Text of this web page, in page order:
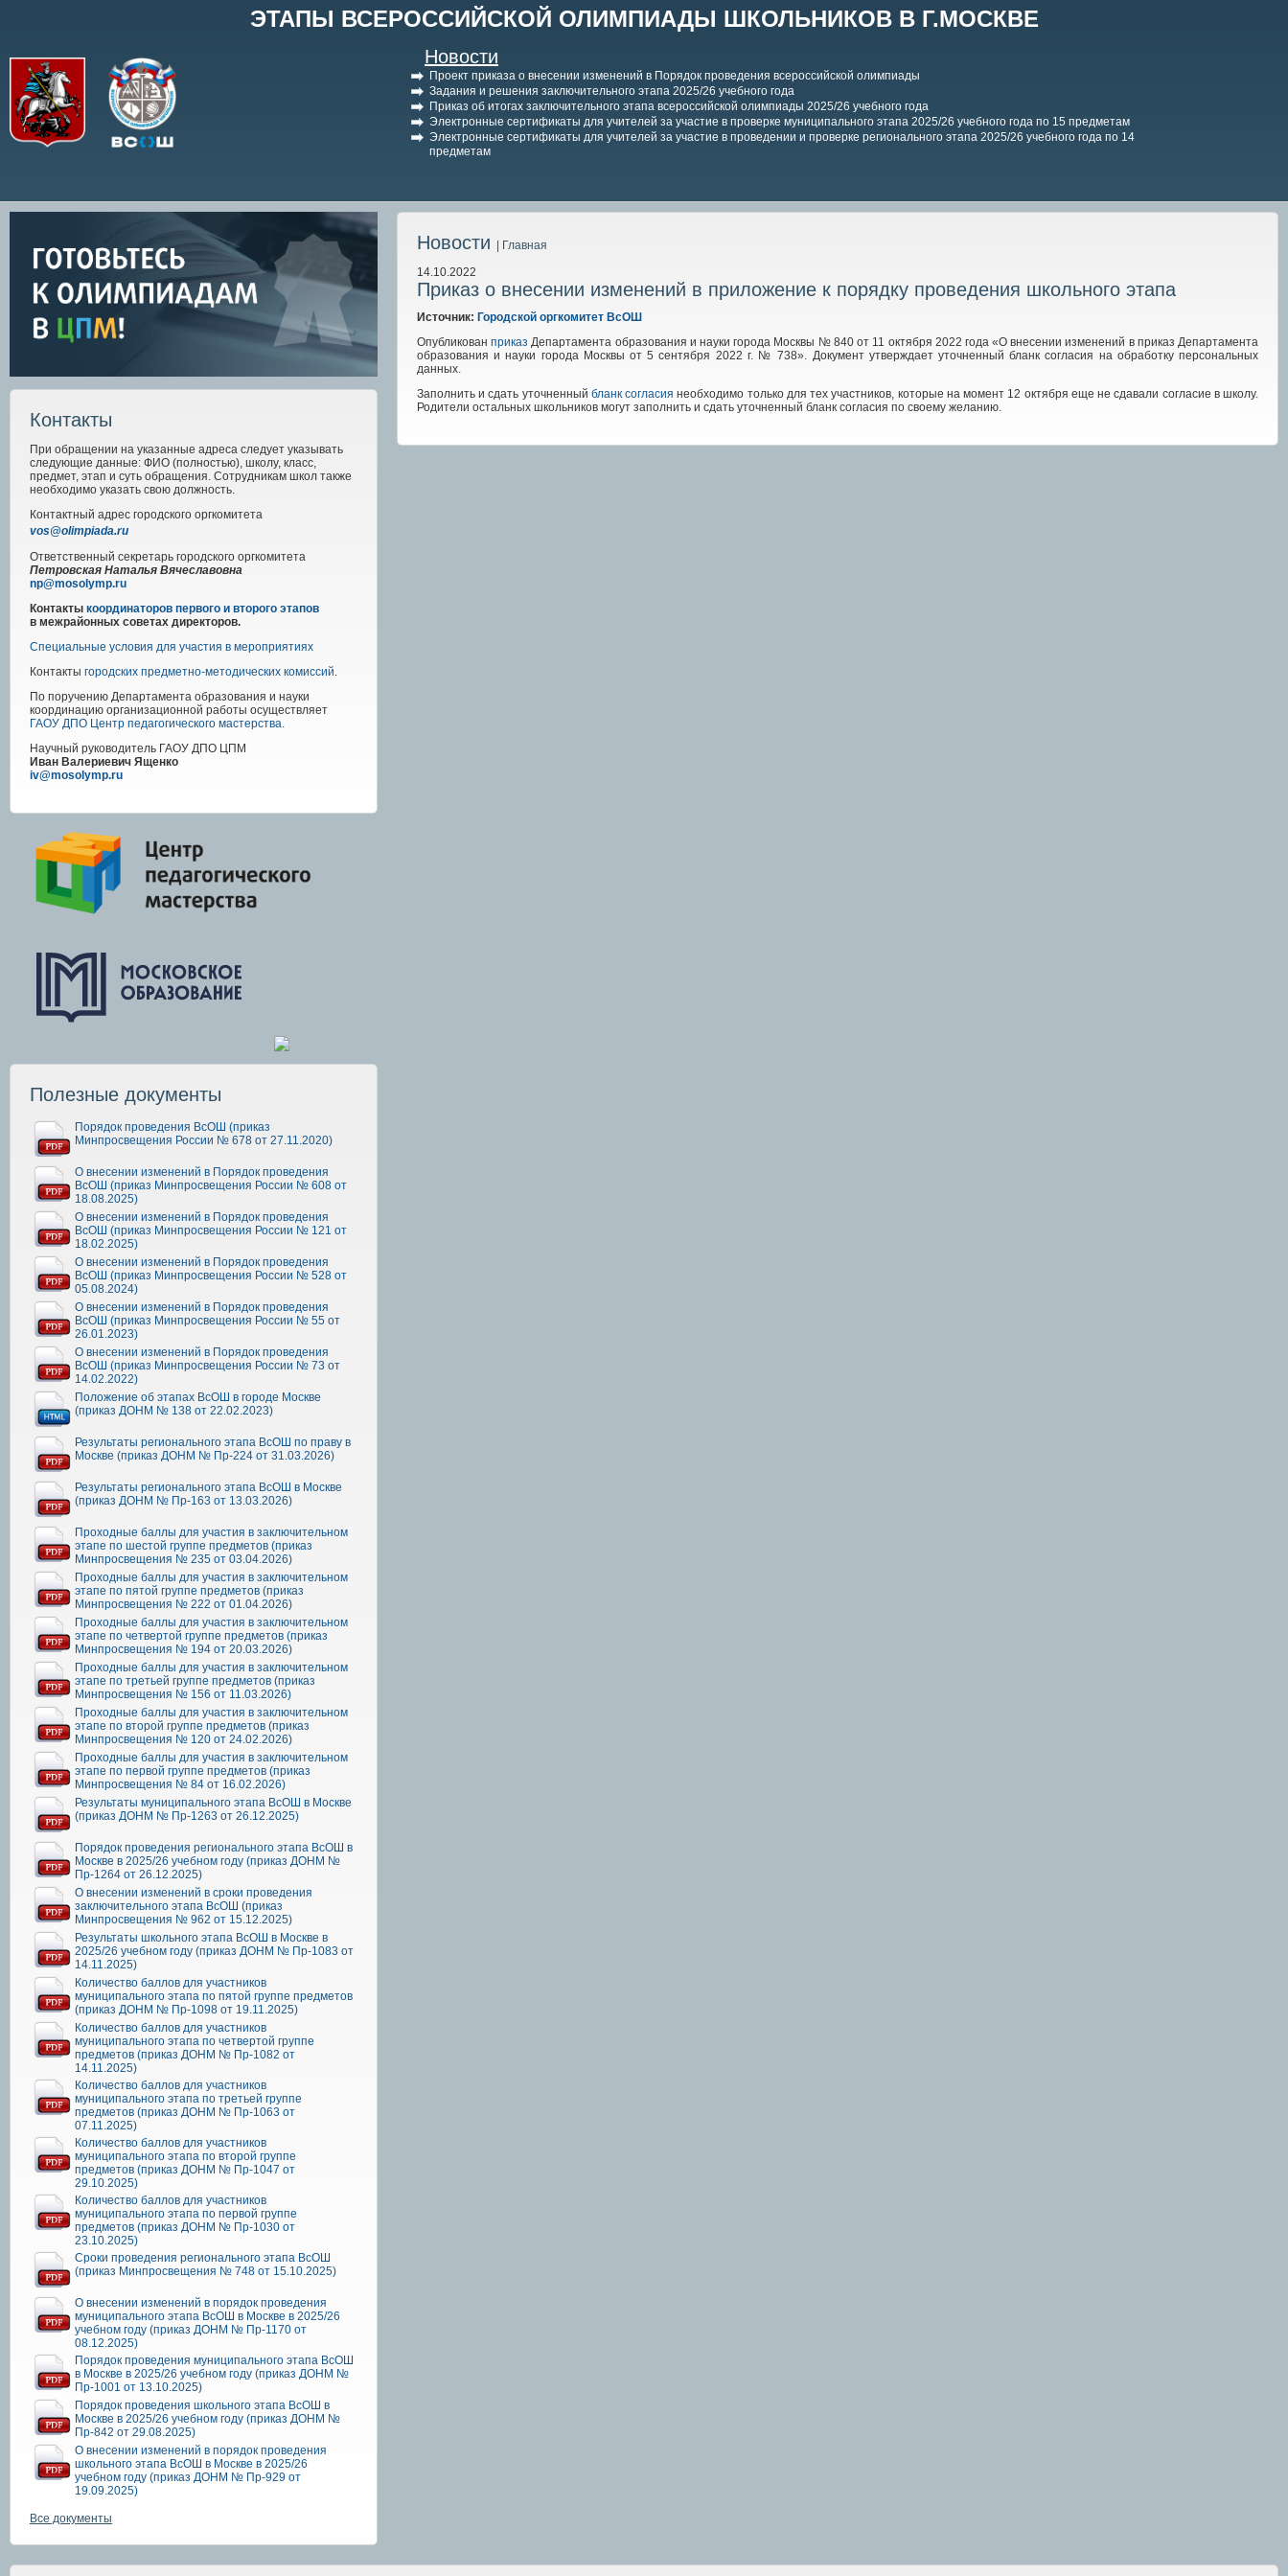
ЭТАПЫ ВСЕРОССИЙСКОЙ ОЛИМПИАДЫ ШКОЛЬНИКОВ В Г.МОСКВЕ
Новости
Проект приказа о внесении изменений в Порядок проведения всероссийской олимпиады
Задания и решения заключительного этапа 2025/26 учебного года
Приказ об итогах заключительного этапа всероссийской олимпиады 2025/26 учебного года
Электронные сертификаты для учителей за участие в проверке муниципального этапа 2025/26 учебного года по 15 предметам
Электронные сертификаты для учителей за участие в проведении и проверке регионального этапа 2025/26 учебного года по 14
предметам
Контакты
При обращении на указанные адреса следует указывать
следующие данные: ФИО (полностью), школу, класс,
предмет, этап и суть обращения. Сотрудникам школ также
необходимо указать свою должность.
Контактный адрес городского оргкомитета
vos@olimpiada.ru
Ответственный секретарь городского оргкомитета
Петровская Наталья Вячеславовна
np@mosolymp.ru
Контакты координаторов первого и второго этапов
в межрайонных советах директоров.
Специальные условия для участия в мероприятиях
Контакты городских предметно-методических комиссий.
По поручению Департамента образования и науки
координацию организационной работы осуществляет
ГАОУ ДПО Центр педагогического мастерства.
Научный руководитель ГАОУ ДПО ЦПМ
Иван Валериевич Ященко
iv@mosolymp.ru
Полезные документы
Порядок проведения ВсОШ (приказ
Минпросвещения России № 678 от 27.11.2020)
О внесении изменений в Порядок проведения
ВсОШ (приказ Минпросвещения России № 608 от
18.08.2025)
О внесении изменений в Порядок проведения
ВсОШ (приказ Минпросвещения России № 121 от
18.02.2025)
О внесении изменений в Порядок проведения
ВсОШ (приказ Минпросвещения России № 528 от
05.08.2024)
О внесении изменений в Порядок проведения
ВсОШ (приказ Минпросвещения России № 55 от
26.01.2023)
О внесении изменений в Порядок проведения
ВсОШ (приказ Минпросвещения России № 73 от
14.02.2022)
Положение об этапах ВсОШ в городе Москве
(приказ ДОНМ № 138 от 22.02.2023)
Результаты регионального этапа ВсОШ по праву в
Москве (приказ ДОНМ № Пр-224 от 31.03.2026)
Результаты регионального этапа ВсОШ в Москве
(приказ ДОНМ № Пр-163 от 13.03.2026)
Проходные баллы для участия в заключительном
этапе по шестой группе предметов (приказ
Минпросвещения № 235 от 03.04.2026)
Проходные баллы для участия в заключительном
этапе по пятой группе предметов (приказ
Минпросвещения № 222 от 01.04.2026)
Проходные баллы для участия в заключительном
этапе по четвертой группе предметов (приказ
Минпросвещения № 194 от 20.03.2026)
Проходные баллы для участия в заключительном
этапе по третьей группе предметов (приказ
Минпросвещения № 156 от 11.03.2026)
Проходные баллы для участия в заключительном
этапе по второй группе предметов (приказ
Минпросвещения № 120 от 24.02.2026)
Проходные баллы для участия в заключительном
этапе по первой группе предметов (приказ
Минпросвещения № 84 от 16.02.2026)
Результаты муниципального этапа ВсОШ в Москве
(приказ ДОНМ № Пр-1263 от 26.12.2025)
Порядок проведения регионального этапа ВсОШ в
Москве в 2025/26 учебном году (приказ ДОНМ №
Пр-1264 от 26.12.2025)
О внесении изменений в сроки проведения
заключительного этапа ВсОШ (приказ
Минпросвещения № 962 от 15.12.2025)
Результаты школьного этапа ВсОШ в Москве в
2025/26 учебном году (приказ ДОНМ № Пр-1083 от
14.11.2025)
Количество баллов для участников
муниципального этапа по пятой группе предметов
(приказ ДОНМ № Пр-1098 от 19.11.2025)
Количество баллов для участников
муниципального этапа по четвертой группе
предметов (приказ ДОНМ № Пр-1082 от
14.11.2025)
Количество баллов для участников
муниципального этапа по третьей группе
предметов (приказ ДОНМ № Пр-1063 от
07.11.2025)
Количество баллов для участников
муниципального этапа по второй группе
предметов (приказ ДОНМ № Пр-1047 от
29.10.2025)
Количество баллов для участников
муниципального этапа по первой группе
предметов (приказ ДОНМ № Пр-1030 от
23.10.2025)
Сроки проведения регионального этапа ВсОШ
(приказ Минпросвещения № 748 от 15.10.2025)
О внесении изменений в порядок проведения
муниципального этапа ВсОШ в Москве в 2025/26
учебном году (приказ ДОНМ № Пр-1170 от
08.12.2025)
Порядок проведения муниципального этапа ВсОШ
в Москве в 2025/26 учебном году (приказ ДОНМ №
Пр-1001 от 13.10.2025)
Порядок проведения школьного этапа ВсОШ в
Москве в 2025/26 учебном году (приказ ДОНМ №
Пр-842 от 29.08.2025)
О внесении изменений в порядок проведения
школьного этапа ВсОШ в Москве в 2025/26
учебном году (приказ ДОНМ № Пр-929 от
19.09.2025)
Все документы
Новости
| Главная
14.10.2022
Приказ о внесении изменений в приложение к порядку проведения школьного этапа
Источник: Городской оргкомитет ВсОШ
Опубликованприказ Департамента образования и науки города Москвы № 840 от 11 октября 2022 года «О внесении изменений в приказ Департамента
образования и науки города Москвы от 5 сентября 2022 г. № 738». Документ утверждает уточненный бланк согласия на обработку персональных
данных.
Заполнить и сдать уточненный бланк согласия необходимо только для тех участников, которые на момент 12 октября еще не сдавали согласие в школу.
Родители остальных школьников могут заполнить и сдать уточненный бланк согласия по своему желанию.